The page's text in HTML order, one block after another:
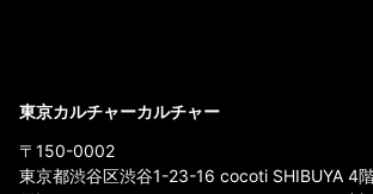
東京カルチャーカルチャー
〒150-0002
東京都渋谷区渋谷1-23-16 cocoti SHIBUYA 4